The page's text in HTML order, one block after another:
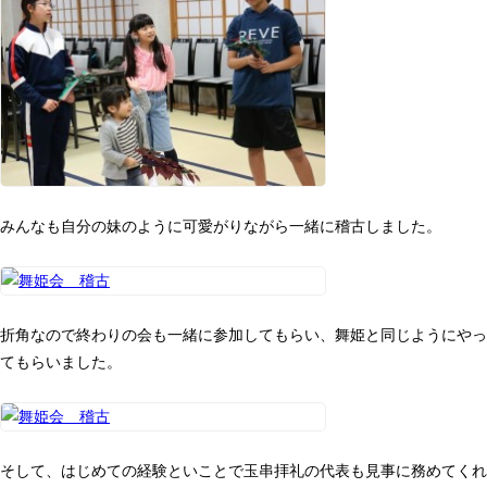
みんなも自分の妹のように可愛がりながら一緒に稽古しました。
折角なので終わりの会も一緒に参加してもらい、舞姫と同じようにやっ
てもらいました。
そして、はじめての経験といことで玉串拝礼の代表も見事に務めてくれ